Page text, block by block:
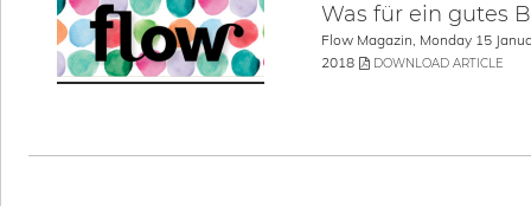
Was für ein gutes
Flow Magazin, Monday 15
2018
DOWNLOAD ARTICLE